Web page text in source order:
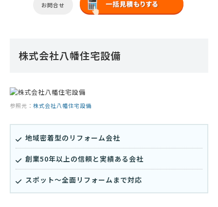
お問合せ
株式会社八幡住宅設備
参照元： 株式会社八幡住宅設備
地域密着型のリフォーム会社
創業50年以上の信頼と実績ある会社
スポット〜全面リフォームまで対応